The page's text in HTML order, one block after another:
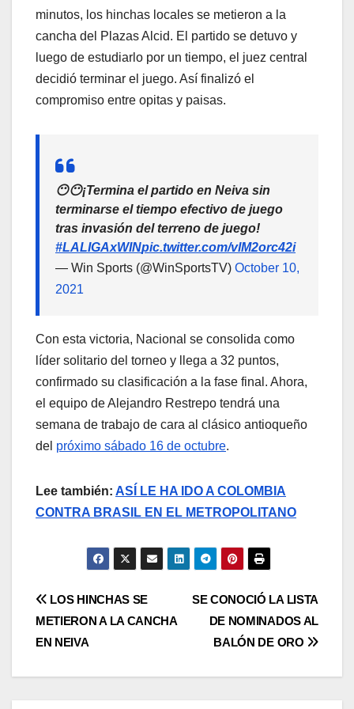
minutos, los hinchas locales se metieron a la
cancha del Plazas Alcid. El partido se detuvo y
luego de estudiarlo por un tiempo, el juez central
decidió terminar el juego. Así finalizó el
compromiso entre opitas y paisas.
😶😶¡Termina el partido en Neiva sin
terminarse el tiempo efectivo de juego
tras invasión del terreno de juego!
#LALIGAxWINpic.twitter.com/vlM2orc42i
— Win Sports (@WinSportsTV) October 10,
2021
Con esta victoria, Nacional se consolida como
líder solitario del torneo y llega a 32 puntos,
confirmado su clasificación a la fase final. Ahora,
el equipo de Alejandro Restrepo tendrá una
semana de trabajo de cara al clásico antioqueño
del próximo sábado 16 de octubre.
Lee también: ASÍ LE HA IDO A COLOMBIA
CONTRA BRASIL EN EL METROPOLITANO
SE CONOCIÓ LA LISTA
DE NOMINADOS AL
BALÓN DE ORO
LOS HINCHAS SE
METIERON A LA CANCHA
EN NEIVA